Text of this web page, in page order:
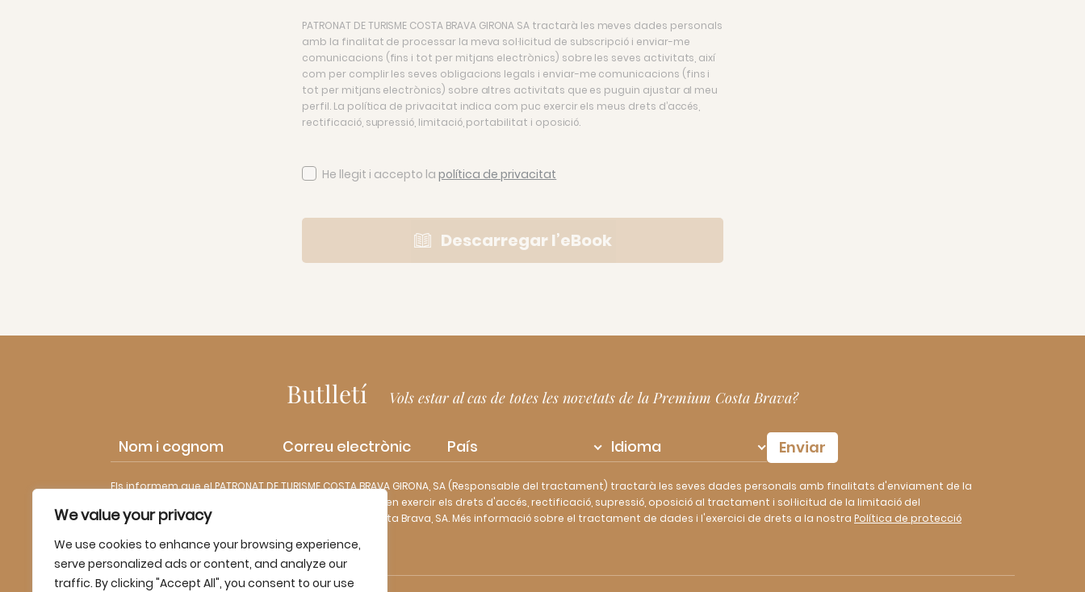
We value your privacy
We use cookies to enhance your browsing experience,
serve personalized ads or content, and analyze our
traffic. By clicking "Accept All", you consent to our use
PATRONAT DE TURISME COSTA BRAVA GIRONA SA tractarà les meves dades personals
amb la finalitat de processar la meva sol·licitud de subscripció i enviar-me
comunicacions (fins i tot per mitjans electrònics) sobre les seves activitats, així
com per complir les seves obligacions legals i enviar-me comunicacions (fins i
tot per mitjans electrònics) sobre altres activitats que es puguin ajustar al meu
perfil. La política de privacitat indica com puc exercir els meus drets d’accés,
rectificació, supressió, limitació, portabilitat i oposició.
He llegit i accepto lapolítica de privacitat
Descarregar l’eBook
Butlletí Vols estar al cas de totes les novetats de la Premium Costa Brava?
País Idioma
Els informem que el PATRONAT DE TURISME COSTA BRAVA GIRONA, SA (Responsable del tractament) tractarà les seves dades personals amb finalitats d'enviament de la
informació sobre experiències del seu interès. Es poden exercir els drets d'accés, rectificació, supressió, oposició al tractament i sol·licitud de la limitació del
tractament adreçant-se al Patronat de Turisme Costa Brava, SA. Més informació sobre el tractament de dades i l'exercici de drets a la nostra Política de protecció